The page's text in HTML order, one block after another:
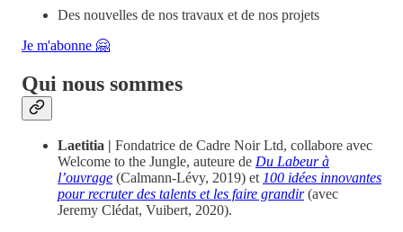
Des nouvelles de nos travaux et de nos projets
Je m'abonne 🤗
Qui nous sommes
Laetitia | Fondatrice de Cadre Noir Ltd, collabore avec
Welcome to the Jungle, auteure de Du Labeur à
l’ouvrage (Calmann-Lévy, 2019) et100 idées innovantes
pour recruter des talents et les faire grandir(avec
Jeremy Clédat, Vuibert, 2020).